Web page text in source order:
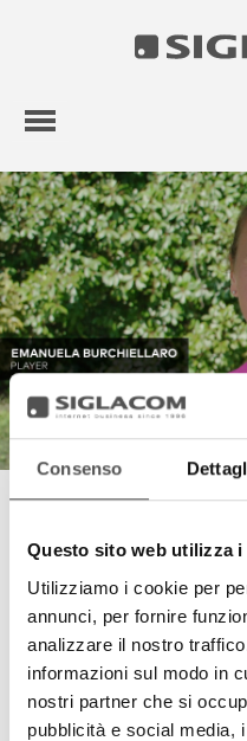
Consenso
Questo sito web utilizza i
Utilizziamo i cookie per
annunci, per fornire
analizzare il nostro
informazioni sul modo in
nostri partner che si
pubblicità e social media,
HIGHLIGHTS
PROGETTI
SIGLACOM